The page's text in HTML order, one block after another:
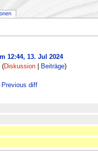
12:44, 13. Jul 2024
(Diskussion Beiträge)
diff